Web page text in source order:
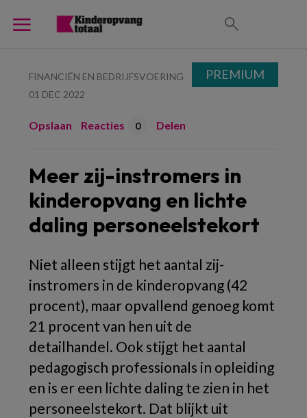
FINANCIËN EN BEDRIJFSVOERING
01 DEC 2022
Opslaan Reacties 0 Delen
Meer zij-instromers in
kinderopvang en lichte
daling personeelstekort
Niet alleen stijgt het aantal zij-
instromers in de kinderopvang (42
procent), maar opvallend genoeg komt
21 procent van hen uit de
detailhandel. Ook stijgt het aantal
pedagogisch professionals in opleiding
en is er een lichte daling te zien in het
personeelstekort. Dat blijkt uit
PREMIUM